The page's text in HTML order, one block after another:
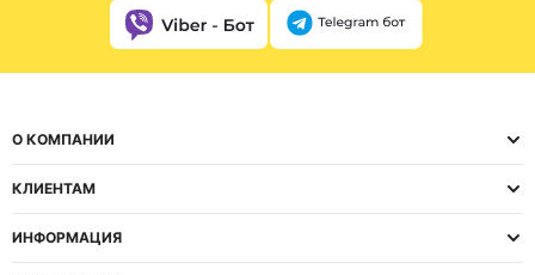
О КОМПАНИИ
КЛИЕНТАМ
ИНФОРМАЦИЯ